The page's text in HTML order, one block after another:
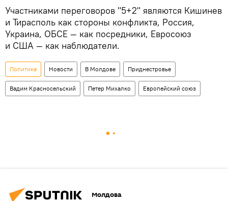
Участниками переговоров "5+2" являются Кишинев
и Тирасполь как стороны конфликта, Россия,
Украина, ОБСЕ — как посредники, Евросоюз
и США — как наблюдатели.
Политика Новости В Молдове Приднестровье
Вадим Красносельский Петер Михалко Европейский союз
Молдова